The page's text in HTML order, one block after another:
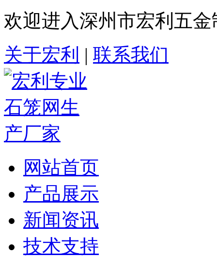
欢迎进入深州市宏利五
关于宏利 | 联系我们
网站首页
产品展示
新闻资讯
技术支持